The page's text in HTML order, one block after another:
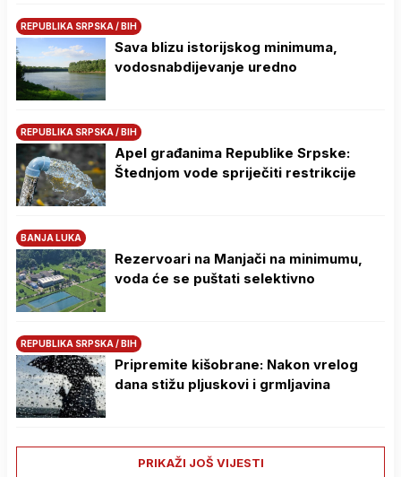
REPUBLIKA SRPSKA / BIH
Sava blizu istorijskog minimuma,
vodosnabdijevanje uredno
REPUBLIKA SRPSKA / BIH
Apel građanima Republike Srpske:
Štednjom vode spriječiti restrikcije
BANJA LUKA
Rezervoari na Manjači na minimumu,
voda će se puštati selektivno
REPUBLIKA SRPSKA / BIH
Pripremite kišobrane: Nakon vrelog
dana stižu pljuskovi i grmljavina
PRIKAŽI JOŠ VIJESTI